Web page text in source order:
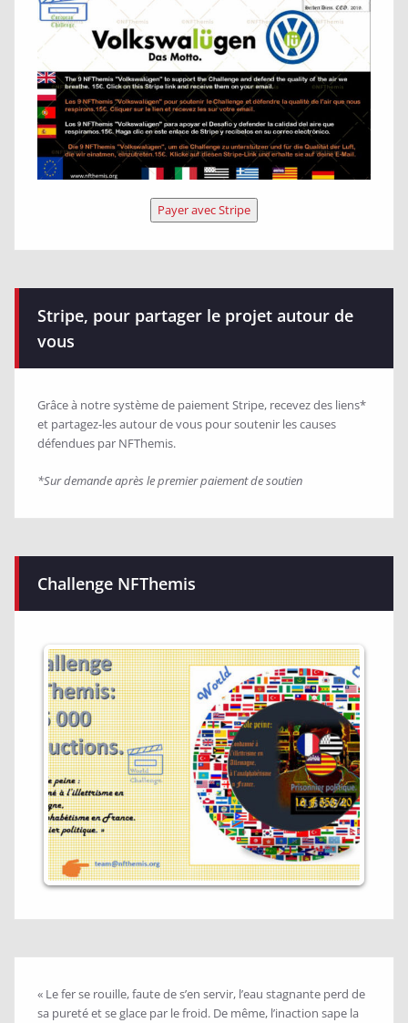
Payer avec Stripe
Stripe, pour partager le projet autour de
vous
Grâce à notre système de paiement Stripe, recevez des liens*
et partagez-les autour de vous pour soutenir les causes
défendues par NFThemis.
*Sur demande après le premier paiement de soutien
Challenge NFThemis
« Le fer se rouille, faute de s’en servir, l’eau stagnante perd de
sa pureté et se glace par le froid. De même, l’inaction sape la